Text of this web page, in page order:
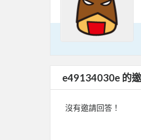
e49134030e 的
沒有邀請回答！